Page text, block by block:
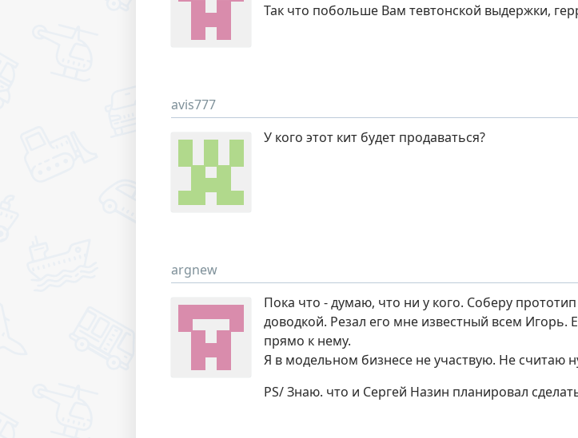
Так что побольше Вам тевтонской выдержки,
avis777
У кого этот кит будет продаваться?
argnew
Пока что - думаю, что ни у кого. Соберу
доводкой. Резал его мне известный всем Игорь.
прямо к нему.
Я в модельном бизнесе не участвую. Не
PS/ Знаю. что и Сергей Назин планировал